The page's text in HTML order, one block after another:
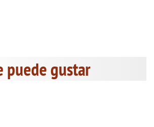
puede gustar